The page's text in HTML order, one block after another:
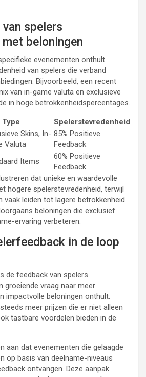
spelers
beloningen
evenementen onthult
van spelers die verband
Bijvoorbeeld, een recent
van in-game valuta en exclusieve
in hoge betrokkenheidspercentages.
Type
Spelerstevredenheid
Skins, In-
Valuta
85% Positieve
Feedback
Items
60% Positieve
Feedback
dat unieke en waardevolle
hogere spelerstevredenheid, terwijl
vaak leiden tot lagere betrokkenheid.
beloningen die exclusief
ervaring verbeteren.
in de loop
de feedback van spelers
groeiende vraag naar meer
impactvolle beloningen onthult.
meer prijzen die er niet alleen
tastbare voordelen bieden in de
aan dat evenementen die gelaagde
op basis van deelname-niveaus
ontvangen. Deze aanpak